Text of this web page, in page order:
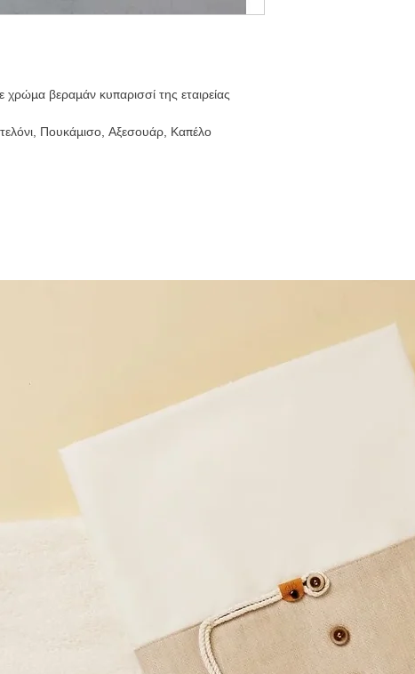
χρώμα βεραμάν κυπαρισσί της εταιρείας
Πουκάμισο, Αξεσουάρ, Καπέλο